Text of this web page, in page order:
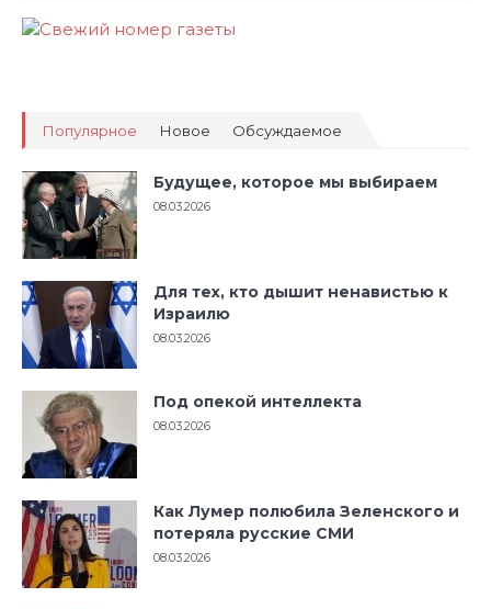
Популярное Новое Обсуждаемое
Будущее, которое мы выбираем
08.03.2026
Для тех, кто дышит ненавистью к
Израилю
08.03.2026
Под опекой интеллекта
08.03.2026
Как Лумер полюбила Зеленского и
потеряла русские СМИ
08.03.2026